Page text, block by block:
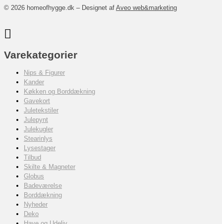
© 2026 homeofhygge.dk – Designet af Aveo web&marketing
Varekategorier
Nips & Figurer
Kander
Køkken og Borddækning
Gavekort
Juletekstiler
Julepynt
Julekugler
Stearinlys
Lysestager
Tilbud
Skilte & Magneter
Globus
Badeværelse
Borddækning
Nyheder
Deko